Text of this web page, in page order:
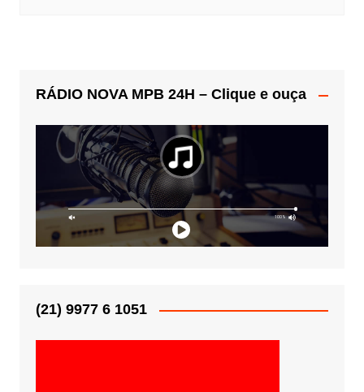
RÁDIO NOVA MPB 24H – Clique e ouça
(21) 9977 6 1051